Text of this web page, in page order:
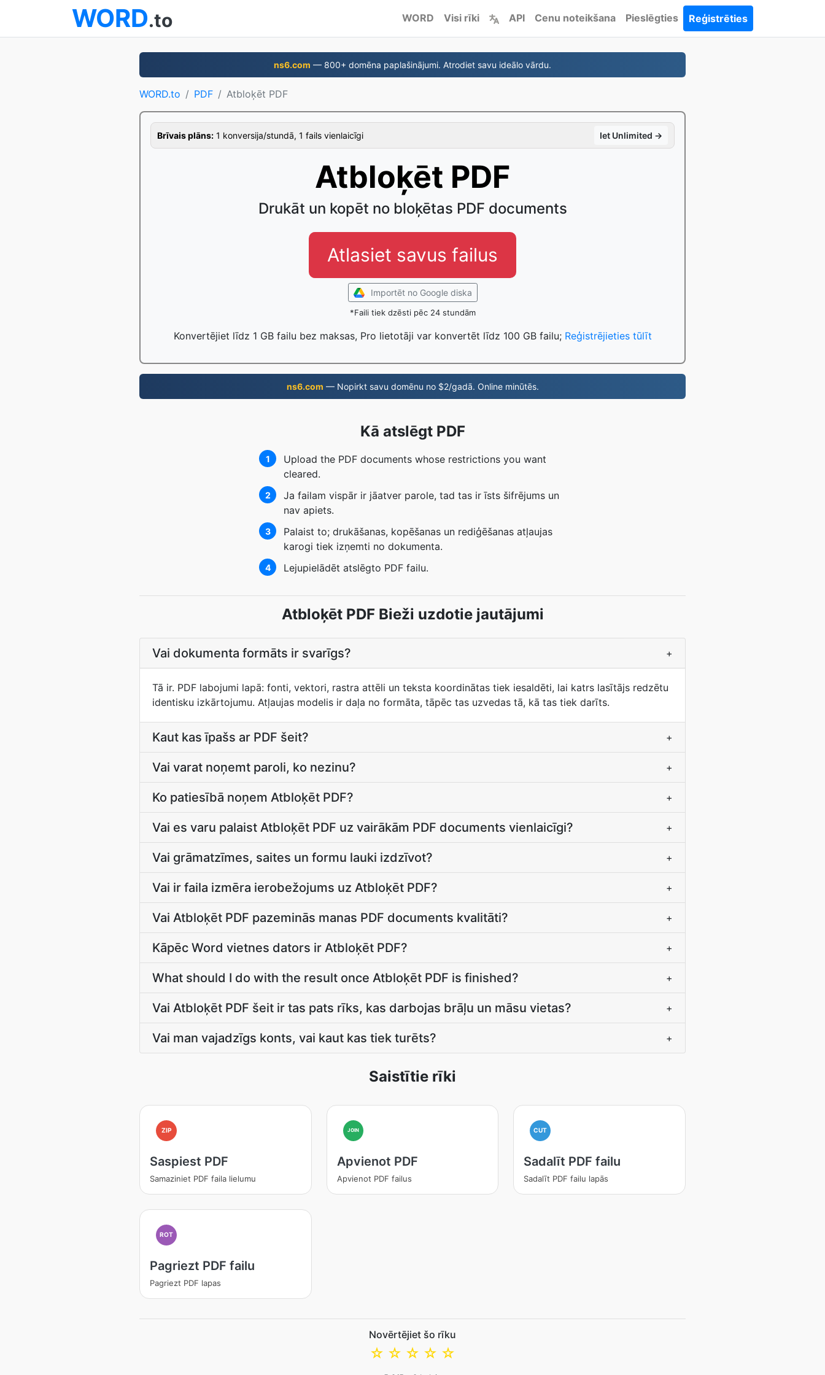
WORD.to WORD Visi rīki API Cenu noteikšana Pieslēgties Reģistrēties
ns6.com — 800+ domēna paplašinājumi. Atrodiet savu ideālo vārdu.
WORD.to PDF Atbloķēt PDF
Brīvais plāns: 1 konversija/stundā, 1 fails vienlaicīgi Iet Unlimited →
Atbloķēt PDF
Drukāt un kopēt no bloķētas PDF documents
Atlasiet savus failus
Importēt no Google diska
*Faili tiek dzēsti pēc 24 stundām
Konvertējiet līdz 1 GB failu bez maksas, Pro lietotāji var konvertēt līdz 100 GB failu; Reģistrējieties tūlīt
ns6.com — Nopirkt savu domēnu no $2/gadā. Online minūtēs.
Kā atslēgt PDF
1
Upload the PDF documents whose restrictions you want
cleared.
2
Ja failam vispār ir jāatver parole, tad tas ir īsts šifrējums un
nav apiets.
3
Palaist to; drukāšanas, kopēšanas un rediģēšanas atļaujas
karogi tiek izņemti no dokumenta.
4 Lejupielādēt atslēgto PDF failu.
Atbloķēt PDF Bieži uzdotie jautājumi
Vai dokumenta formāts ir svarīgs? +
Tā ir. PDF labojumi lapā: fonti, vektori, rastra attēli un teksta koordinātas tiek iesaldēti, lai katrs lasītājs redzētu
identisku izkārtojumu. Atļaujas modelis ir daļa no formāta, tāpēc tas uzvedas tā, kā tas tiek darīts.
Kaut kas īpašs ar PDF šeit? +
Vai varat noņemt paroli, ko nezinu? +
Ko patiesībā noņem Atbloķēt PDF? +
Vai es varu palaist Atbloķēt PDF uz vairākām PDF documents vienlaicīgi? +
Vai grāmatzīmes, saites un formu lauki izdzīvot? +
Vai ir faila izmēra ierobežojums uz Atbloķēt PDF? +
Vai Atbloķēt PDF pazeminās manas PDF documents kvalitāti? +
Kāpēc Word vietnes dators ir Atbloķēt PDF? +
What should I do with the result once Atbloķēt PDF is finished? +
Vai Atbloķēt PDF šeit ir tas pats rīks, kas darbojas brāļu un māsu vietas? +
Vai man vajadzīgs konts, vai kaut kas tiek turēts? +
Saistītie rīki
ZIP
Saspiest PDF
Samaziniet PDF faila lielumu
JOIN
Apvienot PDF
Apvienot PDF failus
CUT
Sadalīt PDF failu
Sadalīt PDF failu lapās
ROT
Pagriezt PDF failu
Pagriezt PDF lapas
Novērtējiet šo rīku
☆
☆
☆
☆
☆